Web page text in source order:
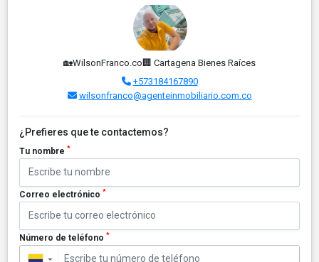
🏡WilsonFranco.co🏢 Cartagena Bienes Raíces
+573184167890
wilsonfranco@agenteinmobiliario.com.co
¿Prefieres que te contactemos?
Tu nombre *
Correo electrónico *
Número de teléfono *
▼